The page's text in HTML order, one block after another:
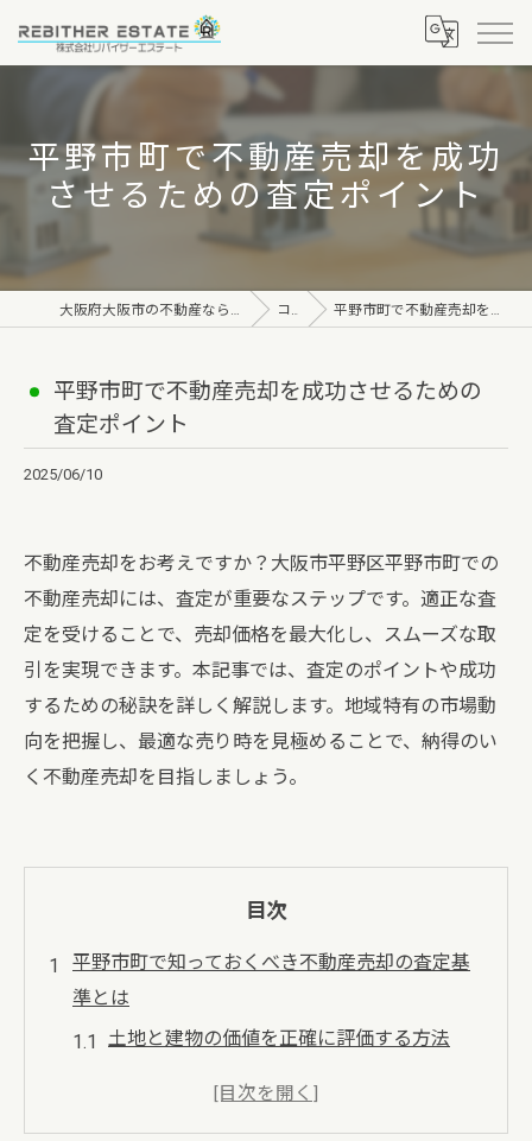
平野市町で不動産売却を成功
させるための査定ポイント
大阪府大阪市の不動産なら株式会社リバイザーエステート コラム 平野市町で不動産売却を成功させるための査定ポイント
平野市町で不動産売却を成功させるための
査定ポイント
2025/06/10
不動産売却をお考えですか？大阪市平野区平野市町での
不動産売却には、査定が重要なステップです。適正な査
定を受けることで、売却価格を最大化し、スムーズな取
引を実現できます。本記事では、査定のポイントや成功
するための秘訣を詳しく解説します。地域特有の市場動
向を把握し、最適な売り時を見極めることで、納得のい
く不動産売却を目指しましょう。
目次
平野市町で知っておくべき不動産売却の査定基
準とは
土地と建物の価値を正確に評価する方法
周辺環境が不動産価格に与える影響